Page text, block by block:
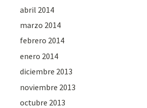
abril 2014
marzo 2014
febrero 2014
enero 2014
diciembre 2013
noviembre 2013
octubre 2013